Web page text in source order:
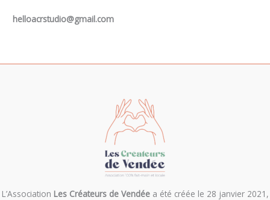
helloacrstudio@gmail.com
L’Association Les Créateurs de Vendée a été créée le 28 janvier 2021,